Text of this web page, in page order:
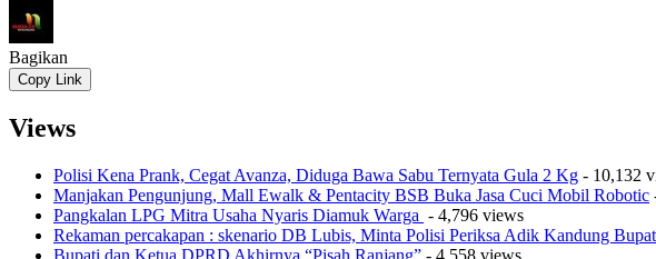
Bagikan
Copy Link
Views
Polisi Kena Prank, Cegat Avanza, Diduga Bawa Sabu Ternyata Gula 2 Kg - 10,132
Manjakan Pengunjung, Mall Ewalk & Pentacity BSB Buka Jasa Cuci Mobil Robotic
Pangkalan LPG Mitra Usaha Nyaris Diamuk Warga - 4,796 views
Rekaman percakapan : skenario DB Lubis, Minta Polisi Periksa Adik Kandung
Bupati dan Ketua DPRD Akhirnya “Pisah Ranjang” - 4,558 views